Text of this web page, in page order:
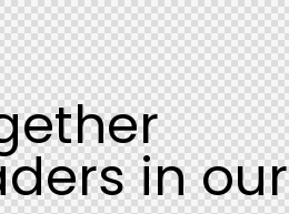
in our